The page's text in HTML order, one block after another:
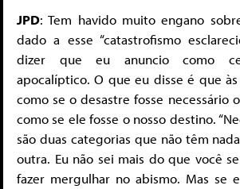
JPD: Tem havido muito engano
dado a esse “catastrofismo
dizer que eu anuncio como
apocalíptico. O que eu disse é que
como se o desastre fosse necessário
como se ele fosse o nosso destino.
são duas categorias que não têm
outra. Eu não sei mais do que você
fazer mergulhar no abismo. Mas se